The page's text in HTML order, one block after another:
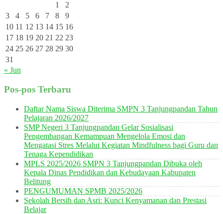
1
2
3
4 5 6 7 8
9
10 11 12 13 14 15 16
17 18 19 20 21 22 23
24 25 26 27 28 29 30
31
« Jun
Pos-pos Terbaru
Daftar Nama Siswa Diterima SMPN 3 Tanjungpandan Tahun
Pelajaran 2026/2027
SMP Negeri 3 Tanjungpandan Gelar Sosialisasi
Pengembangan Kemampuan Mengelola Emosi dan
Mengatasi Stres Melalui Kegiatan Mindfulness bagi Guru dan
Tenaga Kependidikan
MPLS 2025/2026 SMPN 3 Tanjungpandan Dibuka oleh
Kepala Dinas Pendidikan dan Kebudayaan Kabupaten
Belitung
PENGUMUMAN SPMB 2025/2026
Sekolah Bersih dan Asri: Kunci Kenyamanan dan Prestasi
Belajar